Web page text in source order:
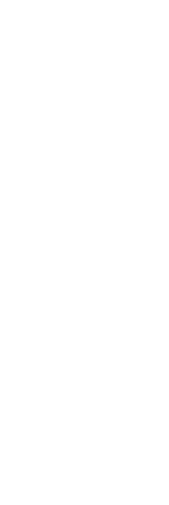
در ساحل اختصاصی.
کیلومتر
از هیجان، آرامش،
کنار دریا هستند.